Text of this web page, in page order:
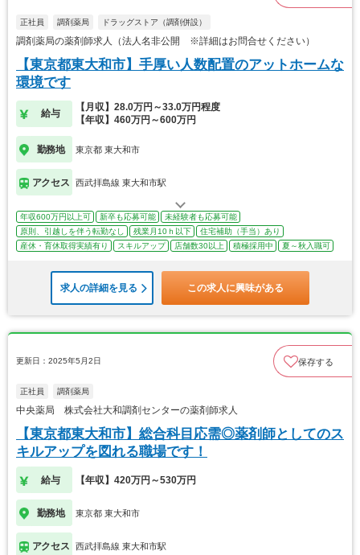
正社員 調剤薬局 ドラッグストア（調剤併設）
調剤薬局の薬剤師求人（法人名非公開 ※詳細はお問合せください）
【東京都東大和市】手厚い人数配置のアットホームな
環境です
給与
【月収】28.0万円～33.0万円程度
【年収】460万円～600万円
勤務地 東京都 東大和市
アクセス 西武拝島線 東大和市駅
年収600万円以上可 新卒も応募可能
未経験者も応募可能
原則、引越しを伴う転勤なし
残業月10ｈ以下
住宅補助（手当）あり
産休・育休取得実績有り
スキルアップ 店舗数30以上 積極採用中 夏～秋入職可
求人の詳細を見る この求人に興味がある
更新日：2025年5月2日 保存する
正社員 調剤薬局
中央薬局 株式会社大和調剤センターの薬剤師求人
【東京都東大和市】総合科目応需◎薬剤師としてのス
キルアップを図れる職場です！
給与 【年収】420万円～530万円
勤務地 東京都 東大和市
アクセス 西武拝島線 東大和市駅